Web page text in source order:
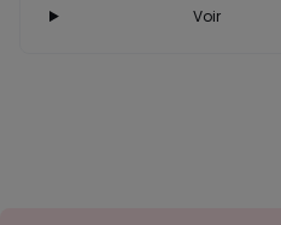
Voir